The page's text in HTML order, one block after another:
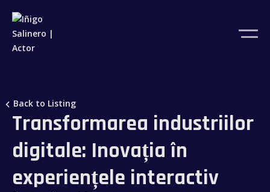
Back to Listing
Transformarea industriilor
digitale: Inovația în
experiențele interactiv